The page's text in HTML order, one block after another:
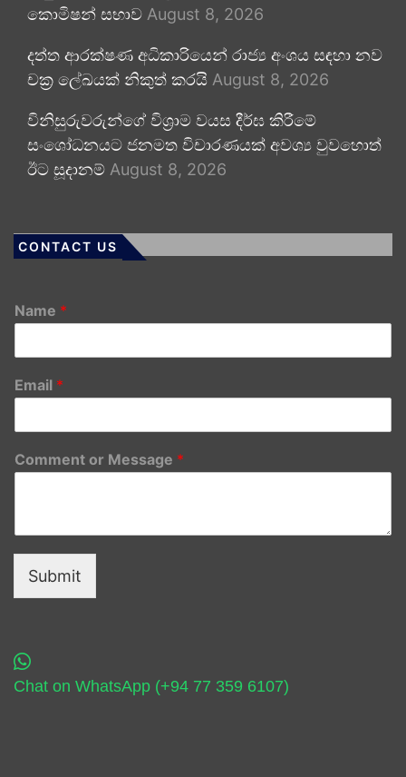
කොමිෂන් සභාව August 8, 2026
දත්ත ආරක්ෂණ අධිකාරියෙන් රාජ්‍ය අංශය සඳහා නව
චක්‍ර ලේඛයක් නිකුත් කරයි August 8, 2026
විනිසුරුවරුන්ගේ විශ්‍රාම වයස දීර්ඝ කිරීමේ
සංශෝධනයට ජනමත විචාරණයක් අවශ්‍ය වුවහොත්
ඊට සූදානම් August 8, 2026
CONTACT US
Name *
Email *
Comment or Message *
Submit
Chat on WhatsApp (+94 77 359 6107)